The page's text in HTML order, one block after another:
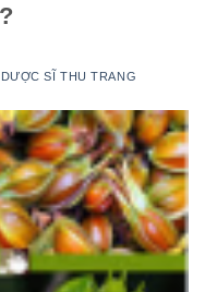
DƯỢC SĨ THU TRANG